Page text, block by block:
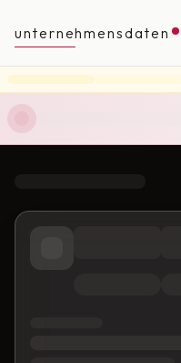
unternehmensdaten